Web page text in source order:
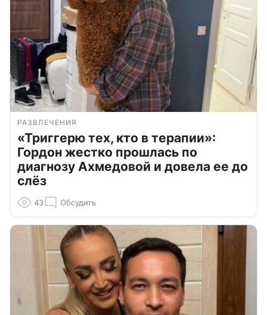
РАЗВЛЕЧЕНИЯ
«Триггерю тех, кто в терапии»:
Гордон жестко прошлась по
диагнозу Ахмедовой и довела ее до
слёз
43 Обсудить